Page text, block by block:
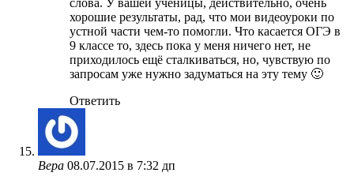
хорошие результаты, рад, что мои видеоуроки по
устной части чем-то помогли. Что касается ОГЭ в
9 классе то, здесь пока у меня ничего нет, не
приходилось ещё сталкиваться, но, чувствую по
запросам уже нужно задуматься на эту тему 🙂
Ответить
Вера 08.07.2015 в 7:32 дп